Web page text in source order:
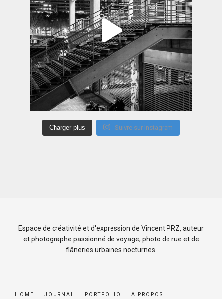
Charger plus Suivre sur Instagram
Espace de créativité et d'expression de Vincent PRZ, auteur
et photographe passionné de voyage, photo de rue et de
flâneries urbaines nocturnes.
HOME JOURNAL PORTFOLIO A PROPOS